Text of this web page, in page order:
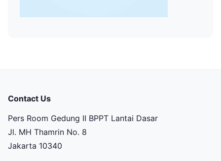
Contact Us
Pers Room Gedung II BPPT Lantai Dasar
Jl. MH Thamrin No. 8
Jakarta 10340